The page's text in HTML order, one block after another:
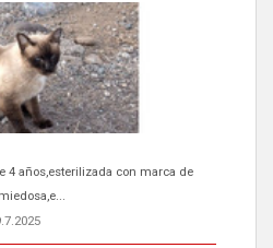
4 años,esterilizada con marca de